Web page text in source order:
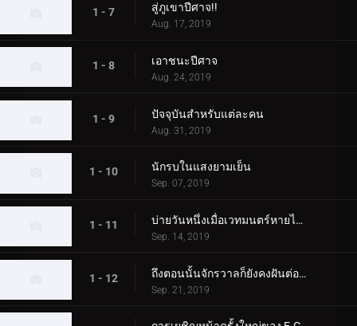
1 - 7 สู่ภูเขาปีศาจ!!
Aug. 17, 2019
1 - 8 เอาชนะปีศาจ
Aug. 24, 2019
1 - 9 ปัจจุบันสำหรับแต่ละคน
Aug. 31, 2019
1 - 10 นักรบในแสงยามเย็น
Sep. 07, 2019
1 - 11 บ่ายวันหนึ่งเมื่อเวทมนตร์หายไปจากดวงดาว
Sep. 14, 2019
1 - 12 ถึงตอนนั้นจักรวาลก็ยังคงฝันต่อไป
Sep. 21, 2019